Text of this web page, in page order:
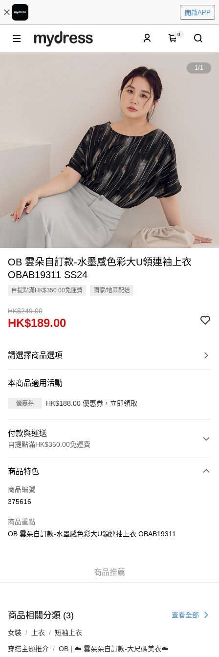
開啟APP
0
1/1
OB 雲朵自訂款-水墨感色彩大U領連袖上衣
OBAB19311 SS24
自提點滿HK$350.00免運費 國家/地區配送
HK$249.00
HK$189.00
請選擇商品選項
本商品適用活動
優惠券 HK$188.00 優惠券，立即領取
付款與運送
自提點滿HK$350.00免運費
信用卡
Apple Pay
PayMe
付款後順豐站及營業點
每筆HK$40.00，滿HK$350.00或以上免運費
付款後順豐合作便利店
商品特色
商品編號
375616
商品重點
OB 雲朵自訂款-水墨感色彩大U領連袖上衣 OBAB19311
商品推薦
商品相關分類 (3) 查看全部
女裝 上衣 短袖上衣
穿搭主題推介 OB | ☁️ 雲朵朵自訂款-大尺碼美衣☁️